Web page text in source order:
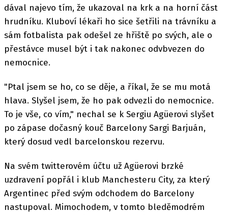
dával najevo tím, že ukazoval na krk a na horní část
hrudníku. Kluboví lékaři ho sice šetřili na trávníku a
sám fotbalista pak odešel ze hřiště po svých, ale o
přestávce musel být i tak nakonec odvbvezen do
nemocnice.
"Ptal jsem se ho, co se děje, a říkal, že se mu motá
hlava. Slyšel jsem, že ho pak odvezli do nemocnice.
To je vše, co vím," nechal se k Sergiu Agüerovi slyšet
po zápase dočasný kouč Barcelony Sargi Barjuán,
který dosud vedl barcelonskou rezervu.
Na svém twitterovém účtu už Agüerovi brzké
uzdravení popřál i klub Manchesteru City, za který
Argentinec před svým odchodem do Barcelony
nastupoval. Mimochodem, v tomto bleděmodrém